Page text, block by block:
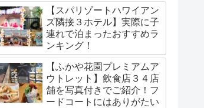
【スパリゾートハワイアン
ズ隣接３ホテル】実際に子
連れで泊まったおすすめラ
ンキング！
【ふかや花園プレミアムア
ウトレット】飲食店３４店
舗を写真付きでご紹介！フ
ードコートにはありがたい